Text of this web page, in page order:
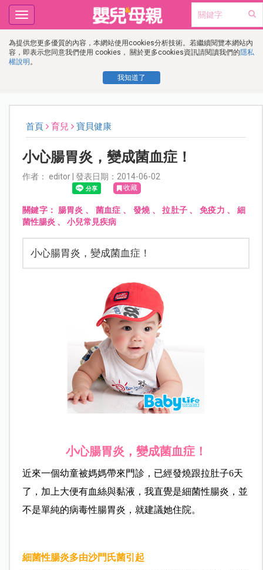
為提供您更多優質的內容，本網站使用cookies分析技術。若繼續閱覽本網站內
容，即表示您同意我們使用 cookies， 關於更多cookies資訊請閱讀我們的隱私
權說明 。
我知道了
Toggle
navigation
首頁 育兒 寶貝健康
小心腸胃炎，變成菌血症！
作者： editor | 發表日期：2014-06-02
收藏
關鍵字： 腸胃炎 、 菌血症 、 發燒 、拉肚子 、免疫力 、細
菌性腸炎 、 小兒常見疾病
小心腸胃炎，變成菌血症！
小心腸胃炎，變成菌血症！
近來一個幼童被媽媽帶來門診，已經發燒跟拉肚子6天
了，加上大便有血絲與黏液，我直覺是細菌性腸炎，並
不是單純的病毒性腸胃炎，就建議她住院。
細菌性腸炎多由沙門氏菌引起